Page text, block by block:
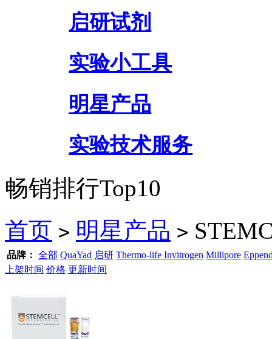
启研试剂
实验小工具
明星产品
实验技术服务
畅销排行Top10
首页 > 明星产品 >
品牌： 全部 QuaYad 启研 Thermo-life Invitrogen Millipore
上架时间 价格 更新时间